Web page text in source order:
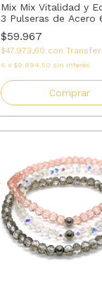
Mix Mix Vitalidad y
3 Pulseras de Acero
con Ágata Amarilla,
Rojo y Cuarzo rosa >
Elastizada a Medida
$59.967
$47.973,60 con
6 x $9.994,50 sin interés
Comprar